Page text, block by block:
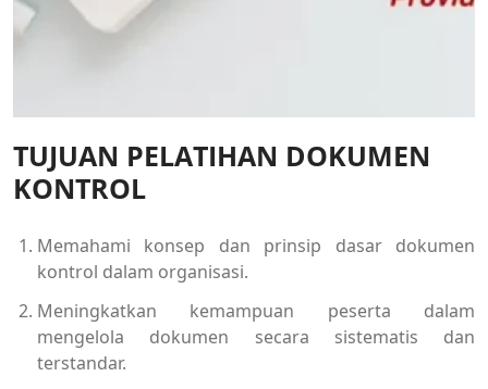
TUJUAN PELATIHAN DOKUMEN
KONTROL
Memahami konsep dan prinsip dasar dokumen
kontrol dalam organisasi.
Meningkatkan kemampuan peserta dalam
mengelola dokumen secara sistematis dan
terstandar.